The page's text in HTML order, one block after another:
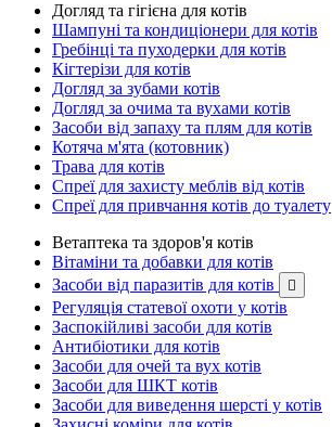
Догляд та гігієна для котів
Шампуні та кондиціонери для котів
Гребінці та пуходерки для котів
Кігтерізи для котів
Догляд за зубами котів
Догляд за очима та вухами котів
Засоби від запаху та плям для котів
Котяча м'ята (котовник)
Трава для котів
Спреї для захисту меблів від котів
Спреї для привчання котів до туалету
Ветаптека та здоров'я котів
Вітаміни та добавки для котів
Засоби від паразитів для котів

Регуляція статевої охоти у котів
Заспокійливі засоби для котів
Антибіотики для котів
Засоби для очей та вух котів
Засоби для ШКТ котів
Засоби для виведення шерсті у котів